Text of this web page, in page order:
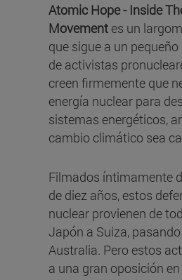
Atomic Hope - Inside
Movementes un
que sigue a un
de activistas
creen firmemente que
energía nuclear para
sistemas energéticos,
cambio climático sea
Filmados íntimamente
de diez años, estos
nuclear provienen de
Japón a Suiza,
Australia. Pero estos
a una gran oposición